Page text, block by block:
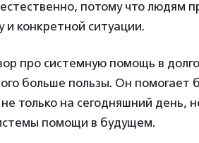
потому что людям
и конкретной ситуации.
про системную помощь в
больше пользы. Он помогает
только на сегодняшний день,
помощи в будущем.